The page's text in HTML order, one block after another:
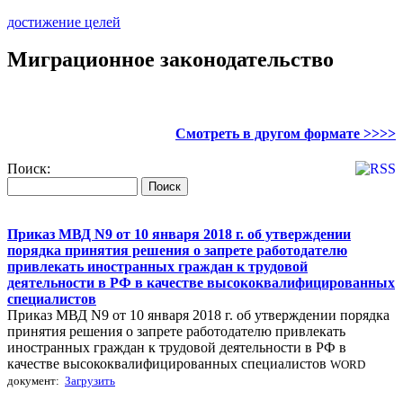
достижение целей
Миграционное законодательство
Смотреть в другом формате >>>>
Поиск:
Приказ МВД N9 от 10 января 2018 г. об утверждении
порядка принятия решения о запрете работодателю
привлекать иностранных граждан к трудовой
деятельности в РФ в качестве высококвалифицированных
специалистов
Приказ МВД N9 от 10 января 2018 г. об утверждении порядка
принятия решения о запрете работодателю привлекать
иностранных граждан к трудовой деятельности в РФ в
качестве высококвалифицированных специалистов WORD
документ: Загрузить